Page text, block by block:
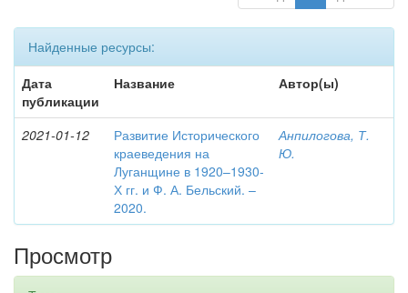
Найденные ресурсы:
Дата
публикации
Название Автор(ы)
2021-01-12
Развитие Исторического
краеведения на
Луганщине в 1920–1930-
Х гг. и Ф. А. Бельский. –
2020.
Анпилогова, Т.
Ю.
Просмотр